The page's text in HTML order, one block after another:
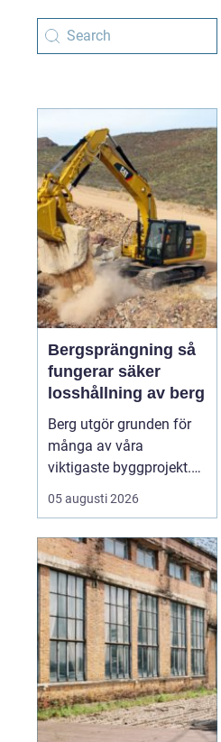
Bergsprängning så
fungerar säker
losshållning av berg
Berg utgör grunden för
många av våra
viktigaste byggprojekt.
När tunnlar, vägar,
källare och ledningar ska
den mest effektiva
vägen framåt. Samtidigt
väcker arbetet frågor:
hur går det till, hur säkert
är det och vilka krav st...
05 augusti 2026